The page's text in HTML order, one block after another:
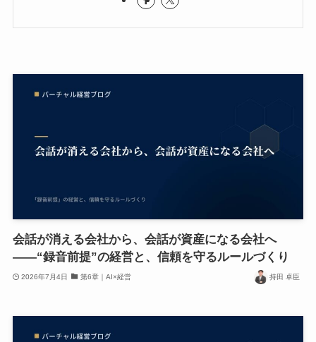
会話が消える会社から、会話が資産になる会社へ
——“録音前提”の経営と、信頼を守るルールづくり
2026年7月4日 第6章｜AI×経営 持田 卓臣